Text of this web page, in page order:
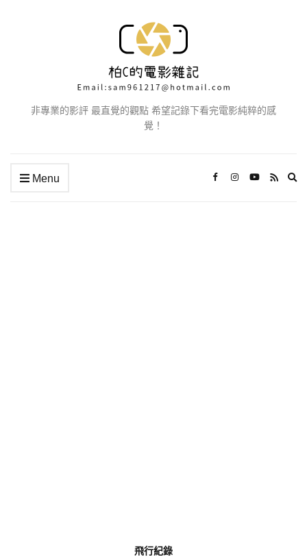
非專業的影評 最直覺的觀點 希望記錄下看完電影純粹的感
覺！
Menu
飛行紀錄